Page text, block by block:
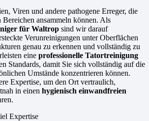
Viren und andere pathogene Erreger, die
ansammeln können. Als
für Waltrop sind wir darauf
Verunreinigungen unter Oberflächen
genau zu erkennen und vollständig zu
eine professionelle Tatortreinigung
Standards, damit Sie sich vollständig auf die
Umstände konzentrieren können.
Expertise, um den Ort vertraulich,
in einen hygienisch einwandfreien